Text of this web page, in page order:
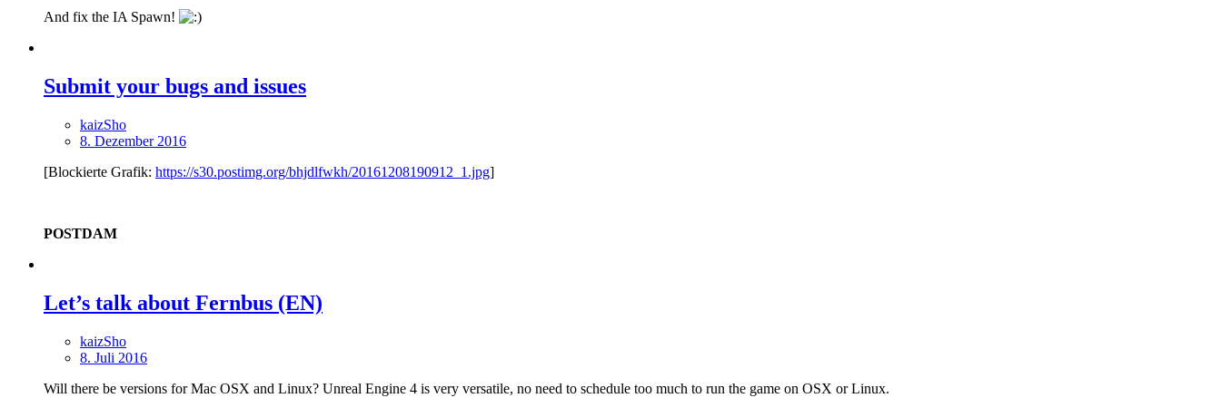
And fix the IA Spawn!
Submit your bugs and issues
kaizSho
8. Dezember 2016
[Blockierte Grafik: https://s30.postimg.org/bhjdlfwkh/20161208190912_1.jpg]
POSTDAM
Let’s talk about Fernbus (EN)
kaizSho
8. Juli 2016
Will there be versions for Mac OSX and Linux? Unreal Engine 4 is very versatile, no need to schedule too much to run the game on OSX or Linux.